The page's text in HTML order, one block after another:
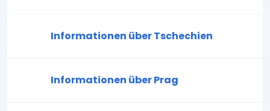
Informationen über Tschechien
Informationen über Prag